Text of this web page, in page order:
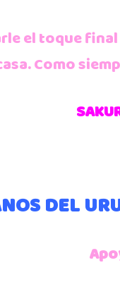
el toque
Como
DEL